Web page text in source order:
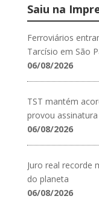
Saiu na
Ferroviários
Tarcísio em São
06/08/2026
TST mantém
provou
06/08/2026
Juro real recorde
do planeta
06/08/2026